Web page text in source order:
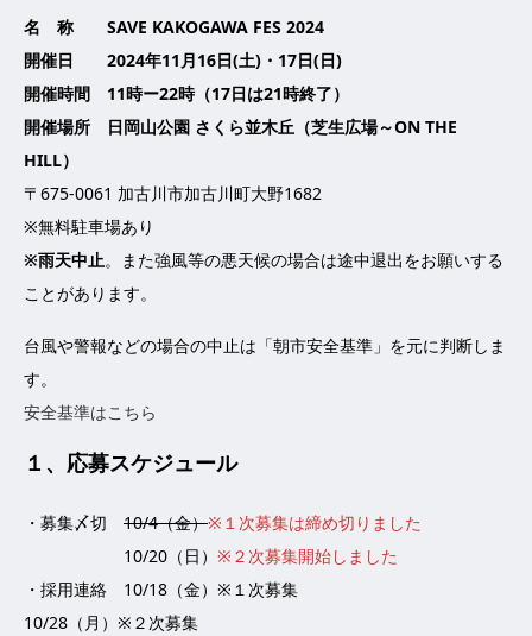
名 称 SAVE KAKOGAWA FES 2024
開催日 2024年11月16日(土)・17日(日)
開催時間 11時ー22時（17日は21時終了）
開催場所 日岡山公園 さくら並木丘（芝生広場～ON THE
HILL）
〒675-0061 加古川市加古川町大野1682
※無料駐車場あり
※雨天中止。また強風等の悪天候の場合は途中退出をお願いする
ことがあります。
台風や警報などの場合の中止は「朝市安全基準」を元に判断しま
す。
安全基準はこちら
１、応募スケジュール
・募集〆切 10/4（金）※１次募集は締め切りました
10/20（日） ※２次募集開始しました
・採用連絡 10/18（金）※１次募集
10/28（月）※２次募集